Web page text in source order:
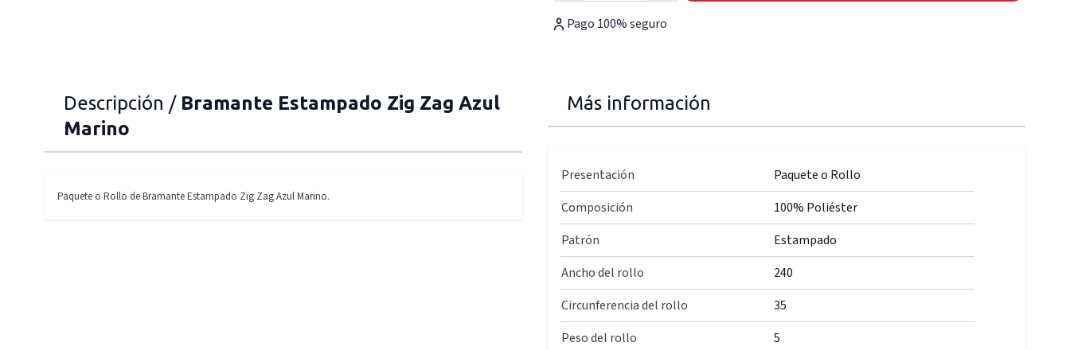
Pago 100% seguro
Descripción / Bramante Estampado Zig Zag Azul
Marino
Paquete o Rollo de Bramante Estampado Zig Zag Azul Marino.
Más información
Presentación
Paquete o Rollo
Composición
100% Poliéster
Patrón
Estampado
Ancho del rollo
240
Circunferencia del rollo
35
Peso del rollo
5